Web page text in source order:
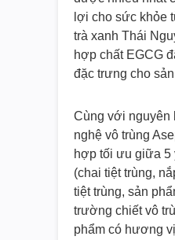
lợi cho sức khỏe
trà xanh Thái
hợp chất EGCG
đặc trưng cho sản
Cùng với nguyên
nghệ vô trùng
hợp tối ưu giữa 5
(chai tiệt trùng,
tiệt trùng, sản
trường chiết vô
phẩm có hương